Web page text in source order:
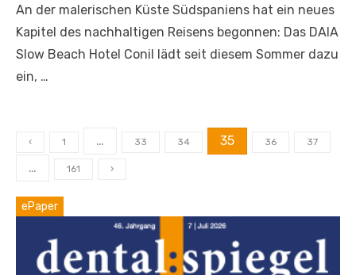
An der malerischen Küste Südspaniens hat ein neues
Kapitel des nachhaltigen Reisens begonnen: Das DAIA
Slow Beach Hotel Conil lädt seit diesem Sommer dazu
ein, …
Seitennummerierung
‹ 1 … 33 34 35 36 37
… 161 ›
ePaper